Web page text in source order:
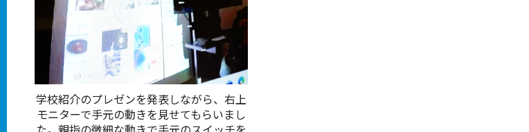
学校紹介のプレゼンを発表しながら、右上
モニターで手元の動きを見せてもらいまし